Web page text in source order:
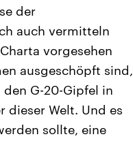
der
auch vermitteln
vorgesehen
ausgeschöpft sind,
G-20-Gipfel in
dieser Welt. Und es
sollte, eine